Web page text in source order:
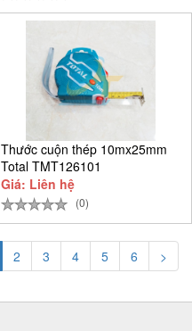
Thước cuộn thép 10mx25mm
Total TMT126101
Giá: Liên hệ
(0)
2 3 4 5 6 >